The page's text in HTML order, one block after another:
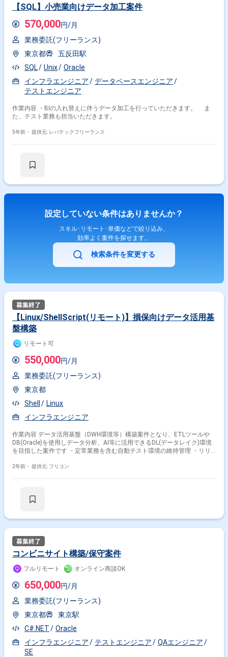
【SQL】小売業向けデータ加工案件
570,000円/月
業務委託(フリーランス)
東京都
五反田駅
SQL
Unix
Oracle
インフラエンジニア
データベースエンジニア
テストエンジニア
作業内容 ・BIの入れ替えに伴うデータ加工を行っていただきます。 ま
た、テスト業務も担当いただきます。
5年前・ 提供元: レバテックフリーランス
設定していない条件はありませんか？
スキル･リモート･単価などで絞り込み、
効率よく案件を探せます。
検索条件を変更する
【Linux/ShellScript(リモート)】損保向けデータ活用基
盤構築
リモート可
550,000円/月
業務委託(フリーランス)
東京都
Shell
Linux
インフラエンジニア
作業内容 データ活用基盤（DWH環境等）構築案件となり、ETLツールや
DB(Oracle)を使用しデータ分析、AI等に活用できるDL(データレイク)環境
を目指した案件です ・定常業務を含む自動テスト環境の維持管理 ・リリ
2年前・ 提供元: フリコン
コンビニサイト構築/保守案件
フルリモート オンライン商談OK
650,000円/月
業務委託(フリーランス)
東京都
東京駅
C#.NET
Oracle
インフラエンジニア
テストエンジニア
QAエンジニア
SE